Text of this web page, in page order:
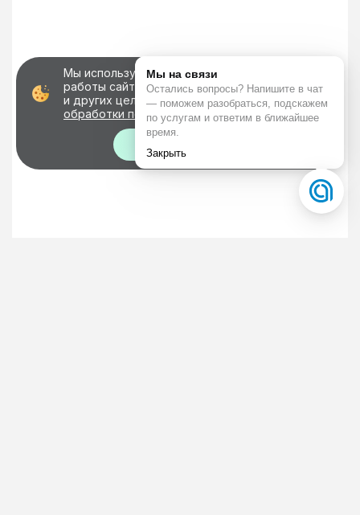
Мы используем файлы cookie для корректной
работы сайта, персонализации пользователей
и других целей, предусмотренныхполитикой
обработки персональных данных